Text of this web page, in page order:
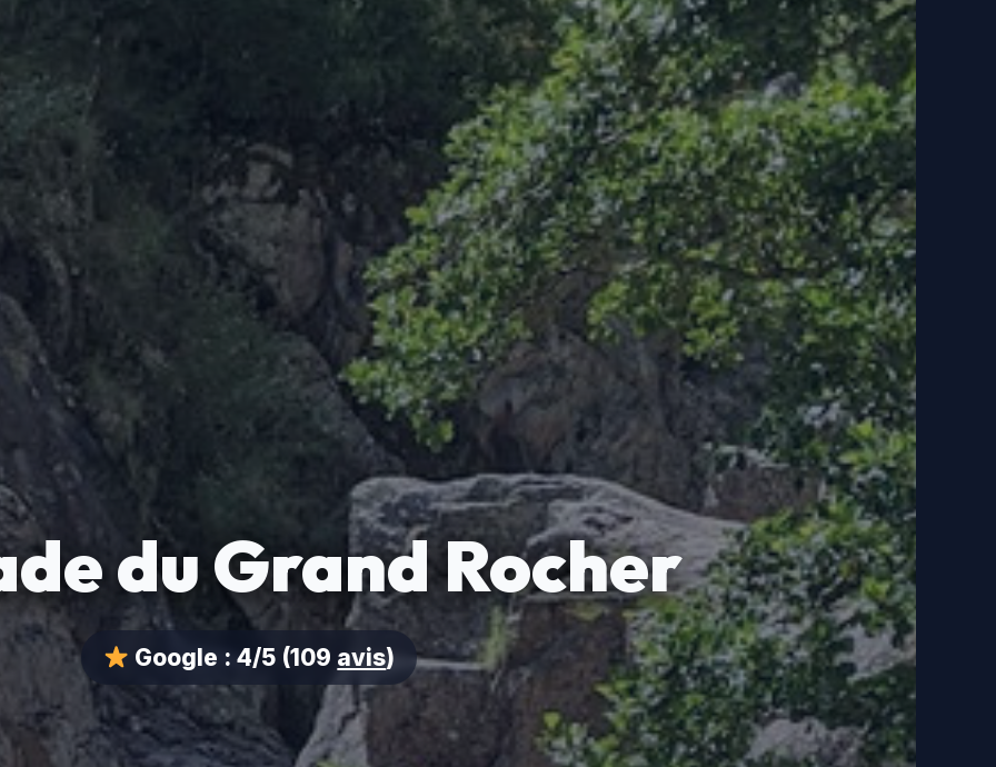
du Grand Rocher
Google :4/5 (109 avis)